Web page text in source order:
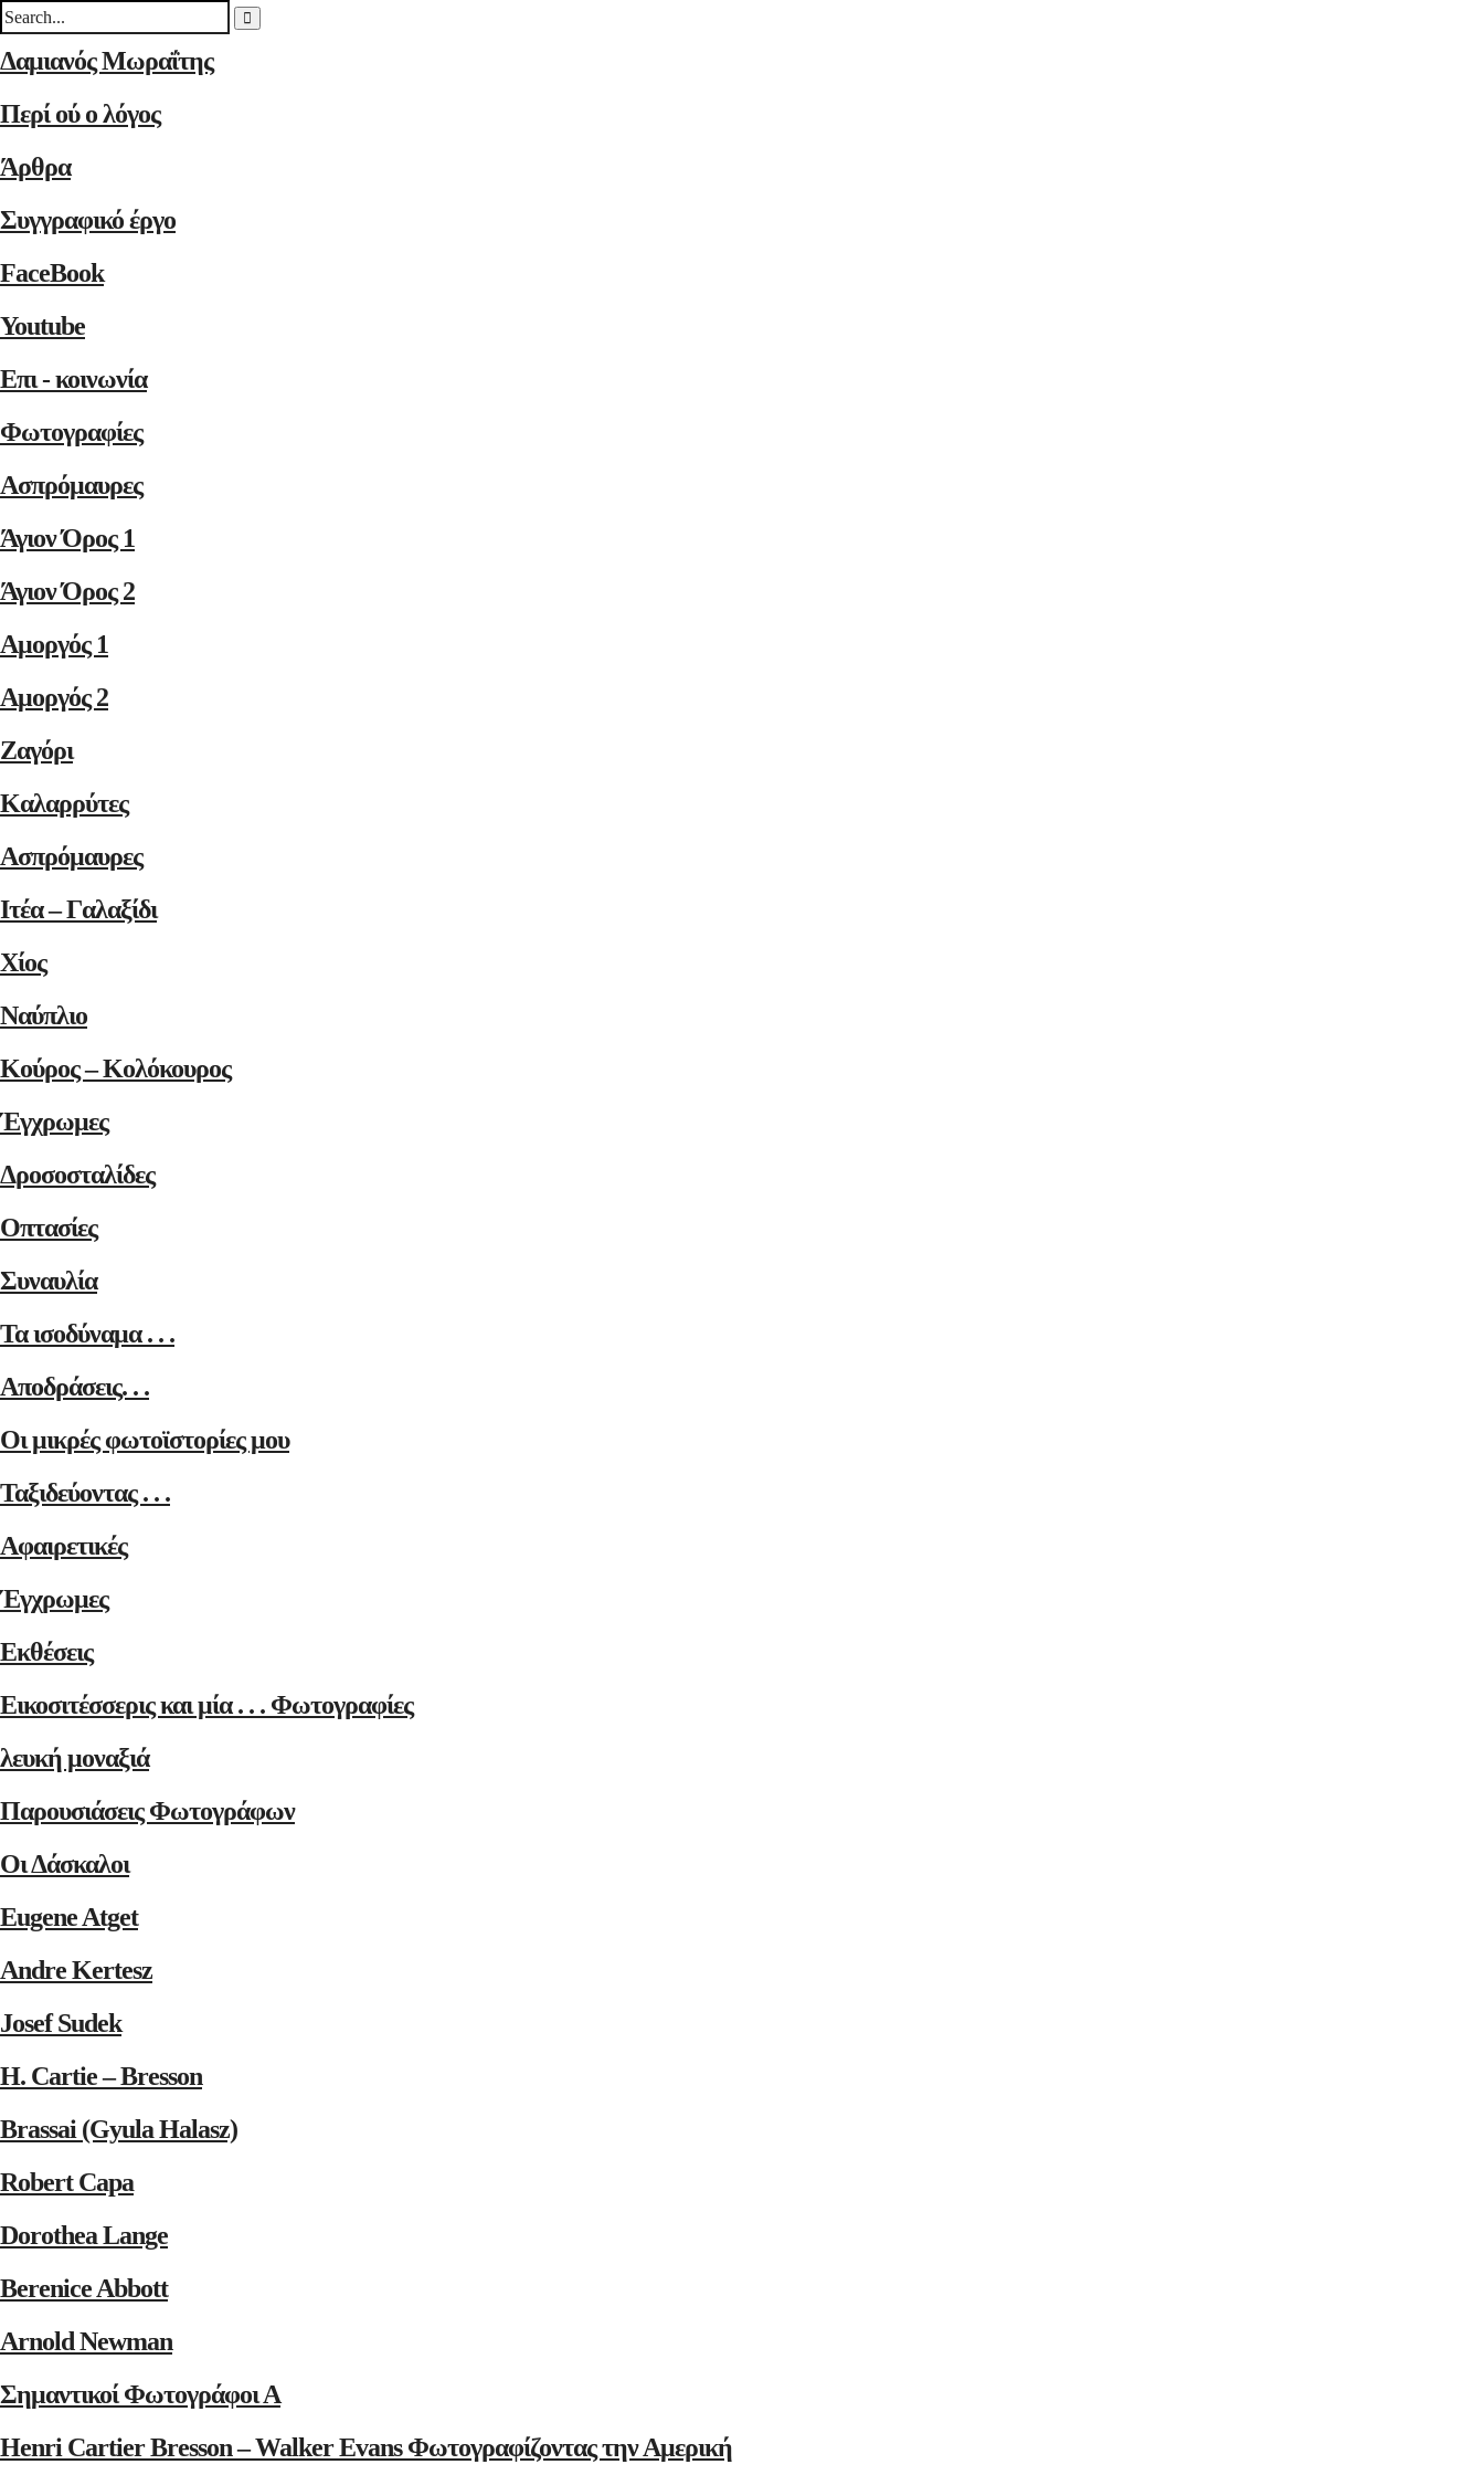
Δαμιανός Μωραΐτης
Περί ού ο λόγος
Άρθρα
Συγγραφικό έργο
FaceBook
Youtube
Επι - κοινωνία
Φωτογραφίες
Ασπρόμαυρες
Άγιον Όρος 1
Άγιον Όρος 2
Αμοργός 1
Αμοργός 2
Ζαγόρι
Καλαρρύτες
Ασπρόμαυρες
Ιτέα – Γαλαξίδι
Χίος
Ναύπλιο
Κούρος – Κολόκουρος
Έγχρωμες
Δροσοσταλίδες
Οπτασίες
Συναυλία
Τα ισοδύναμα . . .
Αποδράσεις. . .
Οι μικρές φωτοϊστορίες μου
Ταξιδεύοντας . . .
Αφαιρετικές
Έγχρωμες
Εκθέσεις
Εικοσιτέσσερις και μία . . . Φωτογραφίες
λευκή μοναξιά
Παρουσιάσεις Φωτογράφων
Οι Δάσκαλοι
Eugene Atget
Andre Kertesz
Josef Sudek
H. Cartie – Bresson
Brassai (Gyula Halasz)
Robert Capa
Dorothea Lange
Berenice Abbott
Arnold Newman
Σημαντικοί Φωτογράφοι Α
Henri Cartier Bresson – Walker Evans Φωτογραφίζοντας την Αμερική